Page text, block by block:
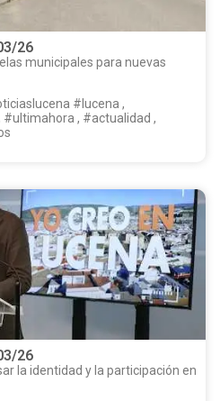
26
municipales para nuevas
#lucena ,
, #actualidad ,
26
la identidad y la participación en